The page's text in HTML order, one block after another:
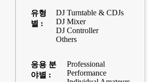
유형
별 :
DJ Turntable & CDJs
DJ Mixer
DJ Controller
Others
응용 분
야별 :
Professional
Performance